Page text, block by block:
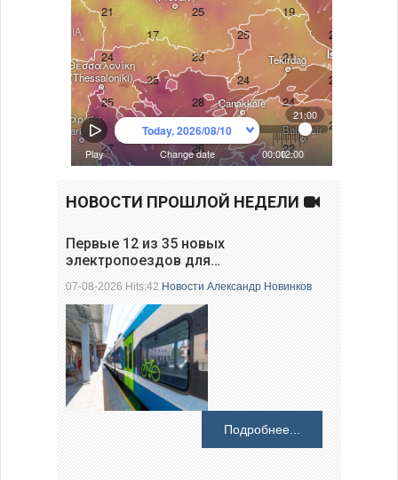
НОВОСТИ ПРОШЛОЙ НЕДЕЛИ
Первые 12 из 35 новых
электропоездов для…
07-08-2026 Hits:42Новости Александр Новинков
Подробнее...